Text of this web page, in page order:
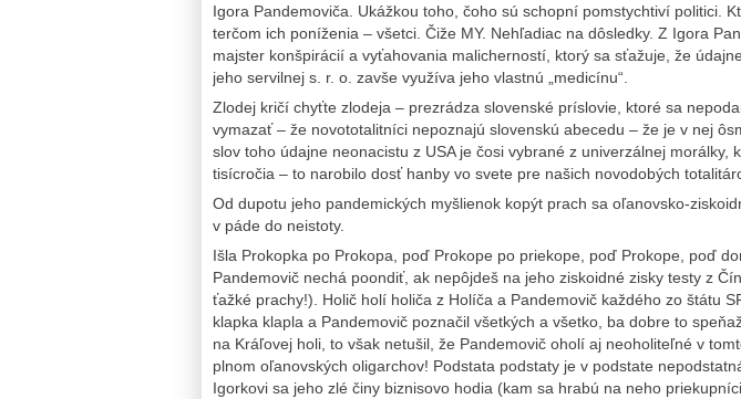
Igora Pandemoviča. Ukážkou toho, čoho sú schopní pomstychtiví politici.
terčom ich poníženia – všetci. Čiže MY. Nehľadiac na dôsledky. Z Igora
majster konšpirácií a vyťahovania malicherností, ktorý sa sťažuje, že
jeho servilnej s. r. o. zavše využíva jeho vlastnú „medicínu“.
Zlodej kričí chyťte zlodeja – prezrádza slovenské príslovie, ktoré sa
vymazať – že novototalitníci nepoznajú slovenskú abecedu – že je v nej
slov toho údajne neonacistu z USA je čosi vybrané z univerzálnej morálky,
tisícročia – to narobilo dosť hanby vo svete pre našich novodobých
Od dupotu jeho pandemických myšlienok kopýt prach sa oľanovsko-
v páde do neistoty.
Išla Prokopka po Prokopa, poď Prokope po priekope, poď Prokope, poď
Pandemovič nechá poondiť, ak nepôjdeš na jeho ziskoidné zisky testy z
ťažké prachy!). Holič holí holiča z Holíča a Pandemovič každého zo štátu
klapka klapla a Pandemovič poznačil všetkých a všetko, ba dobre to
na Kráľovej holi, to však netušil, že Pandemovič oholí aj neoholiteľné v
plnom oľanovských oligarchov! Podstata podstaty je v podstate
Igorkovi sa jeho zlé činy biznisovo hodia (kam sa hrabú na neho